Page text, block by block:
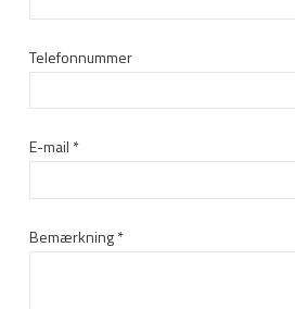
Telefonnummer
E-mail *
Bemærkning*